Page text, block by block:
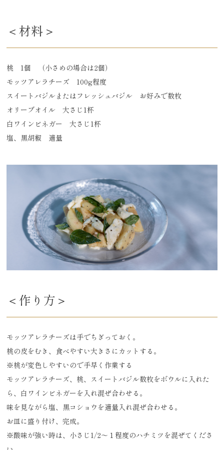
＜材料＞
桃 1個 （小さめの場合は2個）
モッツアレラチーズ 100g程度
スイートバジルまたはフレッシュバジル お好みで数枚
オリーブオイル 大さじ1杯
白ワインビネガー 大さじ1杯
塩、黒胡椒 適量
＜作り方＞
モッツアレラチーズは手でちぎっておく。
桃の皮をむき、食べやすい大きさにカットする。
※桃が変色しやすいので手早く作業する
モッツアレラチーズ、桃、スイートバジル数枚をボウルに入れた
ら、白ワインビネガーを入れ混ぜ合わせる。
味を見ながら塩、黒コショウを適量入れ混ぜ合わせる。
お皿に盛り付け、完成。
※酸味が強い時は、小さじ1/2～１程度のハチミツを混ぜてくださ